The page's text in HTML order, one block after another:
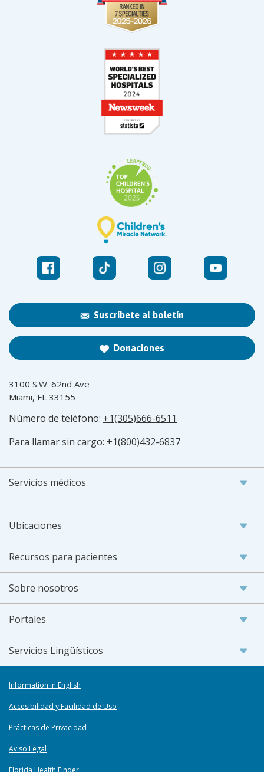
Suscríbete al boletín
Donaciones
3100 S.W. 62nd Ave
Miami, FL 33155
Número de teléfono: +1(305)666-6511
Para llamar sin cargo: +1(800)432-6837
Servicios médicos
Ubicaciones
Recursos para pacientes
Sobre nosotros
Portales
Servicios Lingüísticos
Information in English
Accesibilidad y Facilidad de Uso
Prácticas de Privacidad
Aviso Legal